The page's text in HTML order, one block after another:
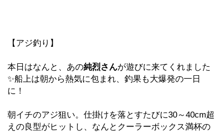
【アジ釣り】
本日はなんと、あの純烈さんが遊びに来てくれました
✨船上は朝から熱気に包まれ、釣果も大爆発の一日
に！
朝イチのアジ狙い。仕掛けを落とすたびに30～40cm超
えの良型がヒットし、なんとクーラーボックス満杯の